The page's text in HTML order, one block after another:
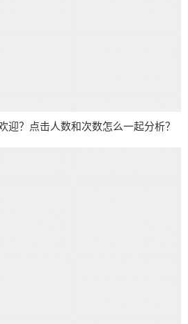
迎？点击人数和次数怎么一起分析？